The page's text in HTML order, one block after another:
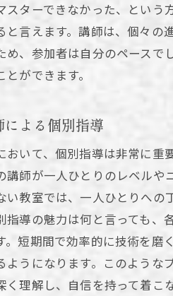
予約システム
評判
持った着物姿を手に入れる
持つ
ス
しい所作
スターできなかった、とい
と言えます。講師は、個々
め、参加者は自分のペースで
ができます。
による個別指導
おいて、個別指導は非常に重
講師が一人ひとりのレベルや
い教室では、一人ひとりへ
指導の魅力は何と言っても
。短期間で効率的に技術を磨
ようになります。このような
く理解し、自信を持って着こ